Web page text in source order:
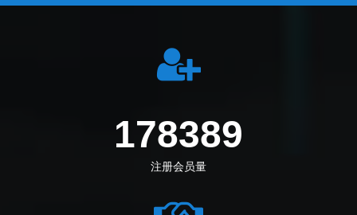
205833
注册会员量